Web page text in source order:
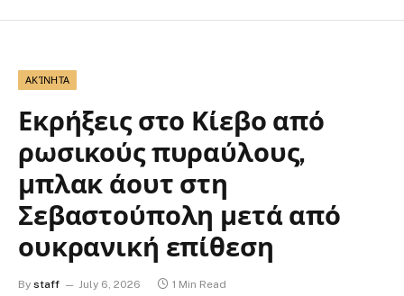
ΑΚΊΝΗΤΑ
Εκρήξεις στο Κίεβο από
ρωσικούς πυραύλους,
μπλακ άουτ στη
Σεβαστούπολη μετά από
ουκρανική επίθεση
By staff July 6, 2026 1 Min Read